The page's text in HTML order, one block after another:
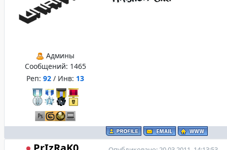
Админы
Сообщений: 1465
Реп: 92 / Инв: 13